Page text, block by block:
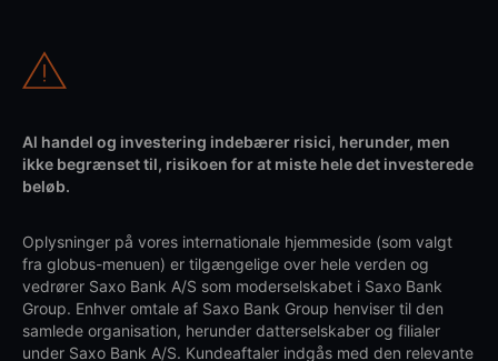
Al handel og investering indebærer risici, herunder, men
ikke begrænset til, risikoen for at miste hele det investerede
beløb.
Oplysninger på vores internationale hjemmeside (som valgt
fra globus-menuen) er tilgængelige over hele verden og
vedrører Saxo Bank A/S som moderselskabet i Saxo Bank
Group. Enhver omtale af Saxo Bank Group henviser til den
samlede organisation, herunder datterselskaber og filialer
under Saxo Bank A/S. Kundeaftaler indgås med den relevante